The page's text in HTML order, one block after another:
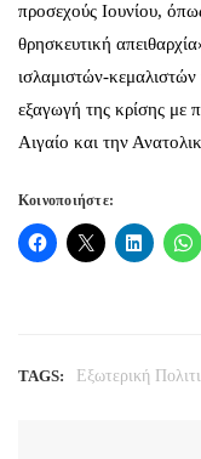
προσεχούς Ιουνίου,
θρησκευτική
ισλαμιστών-κεμαλιστών
εξαγωγή της κρίσης με
Αιγαίο και την
Κοινοποιήστε:
TAGS: Εξωτερική